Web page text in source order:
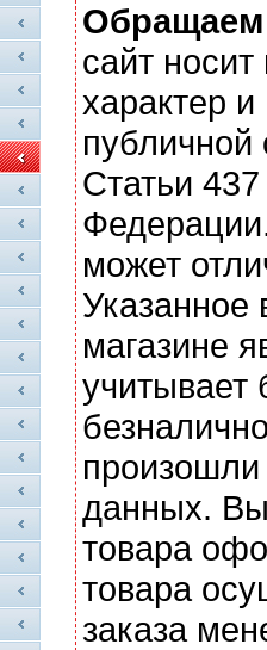
сайт
характер
Статьи
может
магазине
учитывает
данных. Вы
товара
товара
заказа